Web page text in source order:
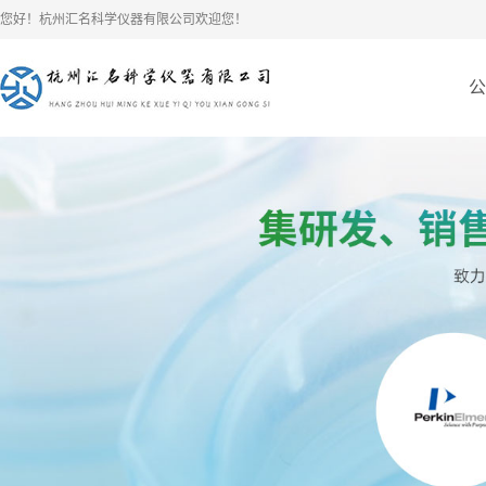
您好！杭州汇名科学仪器有限公司欢迎您！